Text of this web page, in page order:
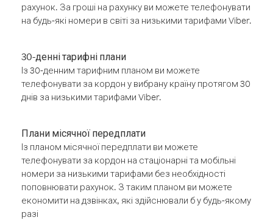
рахунок. За гроші на рахунку ви можете телефонувати
на будь-які номери в світі за низькими тарифами Viber.
30-денні тарифні плани
Із 30-денним тарифним планом ви можете
телефонувати за кордон у вибрану країну протягом 30
днів за низькими тарифами Viber.
Плани місячної передплати
Із планом місячної передплати ви можете
телефонувати за кордон на стаціонарні та мобільні
номери за низькими тарифами без необхідності
поповнювати рахунок. З таким планом ви можете
економити на дзвінках, які здійснювали б у будь-якому
разі